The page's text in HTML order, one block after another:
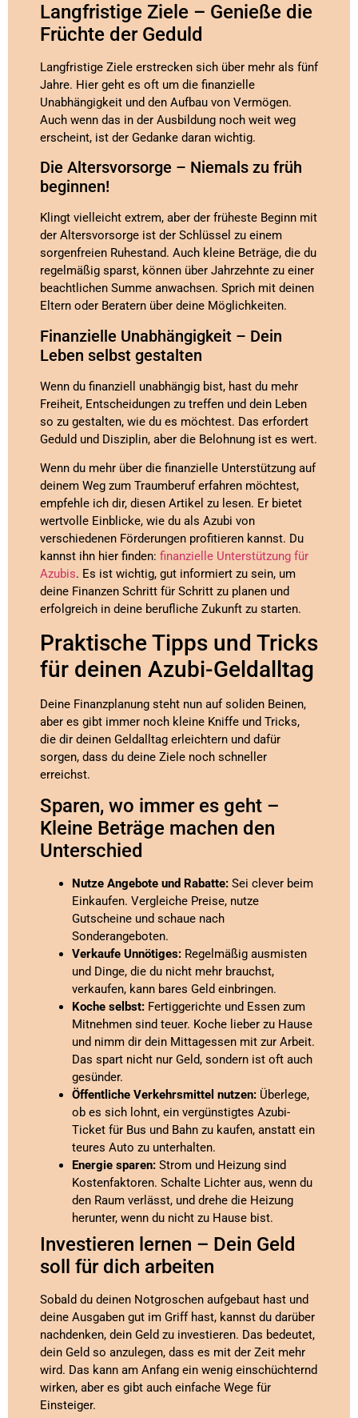
Langfristige Ziele – Genieße die
Früchte der Geduld
Langfristige Ziele erstrecken sich über mehr als fünf
Jahre. Hier geht es oft um die finanzielle
Unabhängigkeit und den Aufbau von Vermögen.
Auch wenn das in der Ausbildung noch weit weg
erscheint, ist der Gedanke daran wichtig.
Die Altersvorsorge – Niemals zu früh
beginnen!
Klingt vielleicht extrem, aber der früheste Beginn mit
der Altersvorsorge ist der Schlüssel zu einem
sorgenfreien Ruhestand. Auch kleine Beträge, die du
regelmäßig sparst, können über Jahrzehnte zu einer
beachtlichen Summe anwachsen. Sprich mit deinen
Eltern oder Beratern über deine Möglichkeiten.
Finanzielle Unabhängigkeit – Dein
Leben selbst gestalten
Wenn du finanziell unabhängig bist, hast du mehr
Freiheit, Entscheidungen zu treffen und dein Leben
so zu gestalten, wie du es möchtest. Das erfordert
Geduld und Disziplin, aber die Belohnung ist es wert.
Wenn du mehr über die finanzielle Unterstützung auf
deinem Weg zum Traumberuf erfahren möchtest,
empfehle ich dir, diesen Artikel zu lesen. Er bietet
wertvolle Einblicke, wie du als Azubi von
verschiedenen Förderungen profitieren kannst. Du
kannst ihn hier finden: finanzielle Unterstützung für
Azubis. Es ist wichtig, gut informiert zu sein, um
deine Finanzen Schritt für Schritt zu planen und
erfolgreich in deine berufliche Zukunft zu starten.
Praktische Tipps und Tricks
für deinen Azubi-Geldalltag
Deine Finanzplanung steht nun auf soliden Beinen,
aber es gibt immer noch kleine Kniffe und Tricks,
die dir deinen Geldalltag erleichtern und dafür
sorgen, dass du deine Ziele noch schneller
erreichst.
Sparen, wo immer es geht –
Kleine Beträge machen den
Unterschied
Nutze Angebote und Rabatte: Sei clever beim
Einkaufen. Vergleiche Preise, nutze
Gutscheine und schaue nach
Sonderangeboten.
Verkaufe Unnötiges: Regelmäßig ausmisten
und Dinge, die du nicht mehr brauchst,
verkaufen, kann bares Geld einbringen.
Koche selbst: Fertiggerichte und Essen zum
Mitnehmen sind teuer. Koche lieber zu Hause
und nimm dir dein Mittagessen mit zur Arbeit.
Das spart nicht nur Geld, sondern ist oft auch
gesünder.
Öffentliche Verkehrsmittel nutzen: Überlege,
ob es sich lohnt, ein vergünstigtes Azubi-
Ticket für Bus und Bahn zu kaufen, anstatt ein
teures Auto zu unterhalten.
Energie sparen: Strom und Heizung sind
Kostenfaktoren. Schalte Lichter aus, wenn du
den Raum verlässt, und drehe die Heizung
herunter, wenn du nicht zu Hause bist.
Investieren lernen – Dein Geld
soll für dich arbeiten
Sobald du deinen Notgroschen aufgebaut hast und
deine Ausgaben gut im Griff hast, kannst du darüber
nachdenken, dein Geld zu investieren. Das bedeutet,
dein Geld so anzulegen, dass es mit der Zeit mehr
wird. Das kann am Anfang ein wenig einschüchternd
wirken, aber es gibt auch einfache Wege für
Einsteiger.